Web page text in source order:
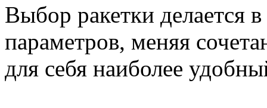
Выбор ракетки делается
параметров, меняя
для себя наиболее